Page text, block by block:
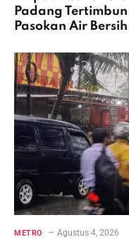
Padang
Pasokan Air
METRO Agustus 4, 2026